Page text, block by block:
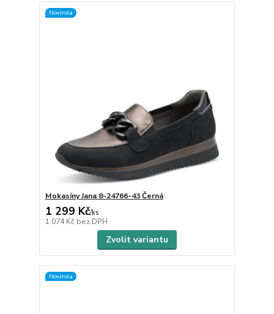
Novinka
Mokasíny Jana 8-24766-43 Černá
1 299 Kč/ks
1 074 Kč bez DPH
Zvolit variantu
Novinka